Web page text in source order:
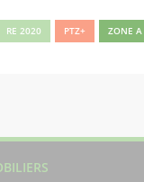
RE 2020 PTZ+ ZONE A